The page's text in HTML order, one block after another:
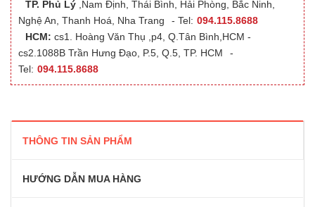
TP. Phủ Lý ,Nam Định, Thái Bình, Hải Phòng, Bắc Ninh,
Nghệ An, Thanh Hoá, Nha Trang
- Tel: 094.115.8688
HCM: cs1. Hoàng Văn Thụ ,p4, Q.Tân Bình,HCM -
cs2.1088B Trần Hưng Đạo, P.5, Q.5, TP. HCM
-
Tel: 094.115.8688
THÔNG TIN SẢN PHẨM
HƯỚNG DẪN MUA HÀNG